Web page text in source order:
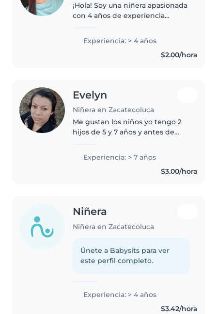
¡Hola! Soy una niñera apasionada
con 4 años de experiencia
trabajando con niños con
Experiencia: > 4 años
$2.00/hora
Evelyn
Niñera en Zacatecoluca
Me gustan los niños yo tengo 2
hijos de 5 y 7 años y antes de
Experiencia: > 7 años
$3.00/hora
Niñera
Niñera en Zacatecoluca
Únete a Babysits para ver
este perfil completo.
Experiencia: > 4 años
$3.42/hora